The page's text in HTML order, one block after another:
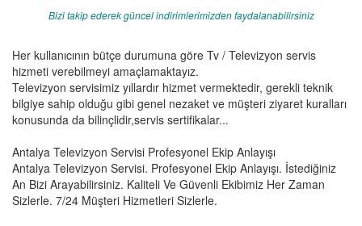
Bizi takip ederek güncel indirimlerimizden faydalanabilirsiniz
Her kullanıcının bütçe durumuna göre Tv / Televizyon servis
hizmeti verebilmeyi amaçlamaktayız.
Televizyon servisimiz yıllardır hizmet vermektedir, gerekli teknik
bilgiye sahip olduğu gibi genel nezaket ve müşteri ziyaret kuralları
konusunda da bilinçlidir,servis sertifikalar...
Antalya Televizyon Servisi Profesyonel Ekip Anlayışı
Antalya Televizyon Servisi. Profesyonel Ekip Anlayışı. İstediğiniz
An Bizi Arayabilirsiniz. Kaliteli Ve Güvenli Ekibimiz Her Zaman
Sizlerle. 7/24 Müşteri Hizmetleri Sizlerle.